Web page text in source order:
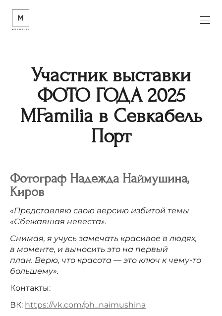
Участник выставки
ФОТО ГОДА 2025
MFamilia в Севкабель
Порт
Фотограф Надежда Наймушина,
Киров
«Представляю свою версию избитой темы
«Сбежавшая невеста».
Снимая, я учусь замечать красивое в людях,
в моменте, и выносить это на первый
план. Верю, что красота — это ключ к чему-то
большему».
Контакты:
ВК: https://vk.com/ph_naimushina